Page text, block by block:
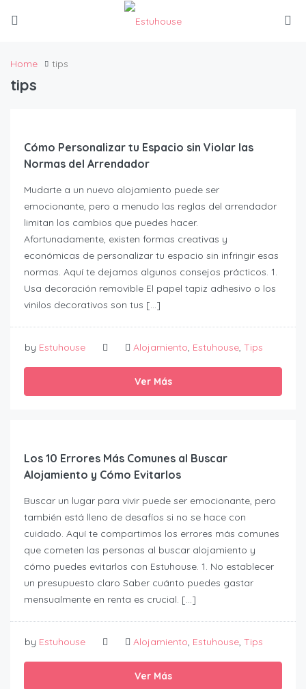
Home tips
tips
Cómo Personalizar tu Espacio sin Violar las
Normas del Arrendador
Mudarte a un nuevo alojamiento puede ser
emocionante, pero a menudo las reglas del arrendador
limitan los cambios que puedes hacer.
Afortunadamente, existen formas creativas y
económicas de personalizar tu espacio sin infringir esas
normas. Aquí te dejamos algunos consejos prácticos. 1.
Usa decoración removible El papel tapiz adhesivo o los
vinilos decorativos son tus […]
by Estuhouse Alojamiento, Estuhouse, Tips
Ver Más
Los 10 Errores Más Comunes al Buscar
Alojamiento y Cómo Evitarlos
Buscar un lugar para vivir puede ser emocionante, pero
también está lleno de desafíos si no se hace con
cuidado. Aquí te compartimos los errores más comunes
que cometen las personas al buscar alojamiento y
cómo puedes evitarlos con Estuhouse. 1. No establecer
un presupuesto claro Saber cuánto puedes gastar
mensualmente en renta es crucial. […]
by Estuhouse Alojamiento, Estuhouse, Tips
Ver Más